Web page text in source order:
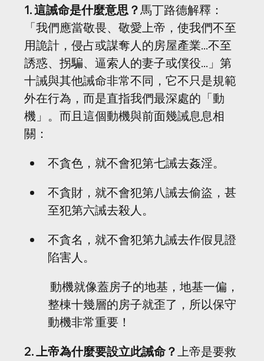
1. 這誡命是什麼意思？馬丁路德解釋：
「我們應當敬畏、敬愛上帝，使我們不至
用詭計，侵占或謀奪人的房屋產業...不至
誘惑、拐騙、逼索人的妻子或僕役...」第
十誡與其他誡命非常不同，它不只是規範
外在行為，而是直指我們最深處的「動
機」。而且這個動機與前面幾誡息息相
關：
不貪色，就不會犯第七誡去姦淫。
不貪財，就不會犯第八誡去偷盜，甚
至犯第六誡去殺人。
不貪名，就不會犯第九誡去作假見證
陷害人。
整棟十幾層的房子就歪了，所以保守
動機非常重要！
2. 上帝為什麼要設立此誡命？上帝是要救